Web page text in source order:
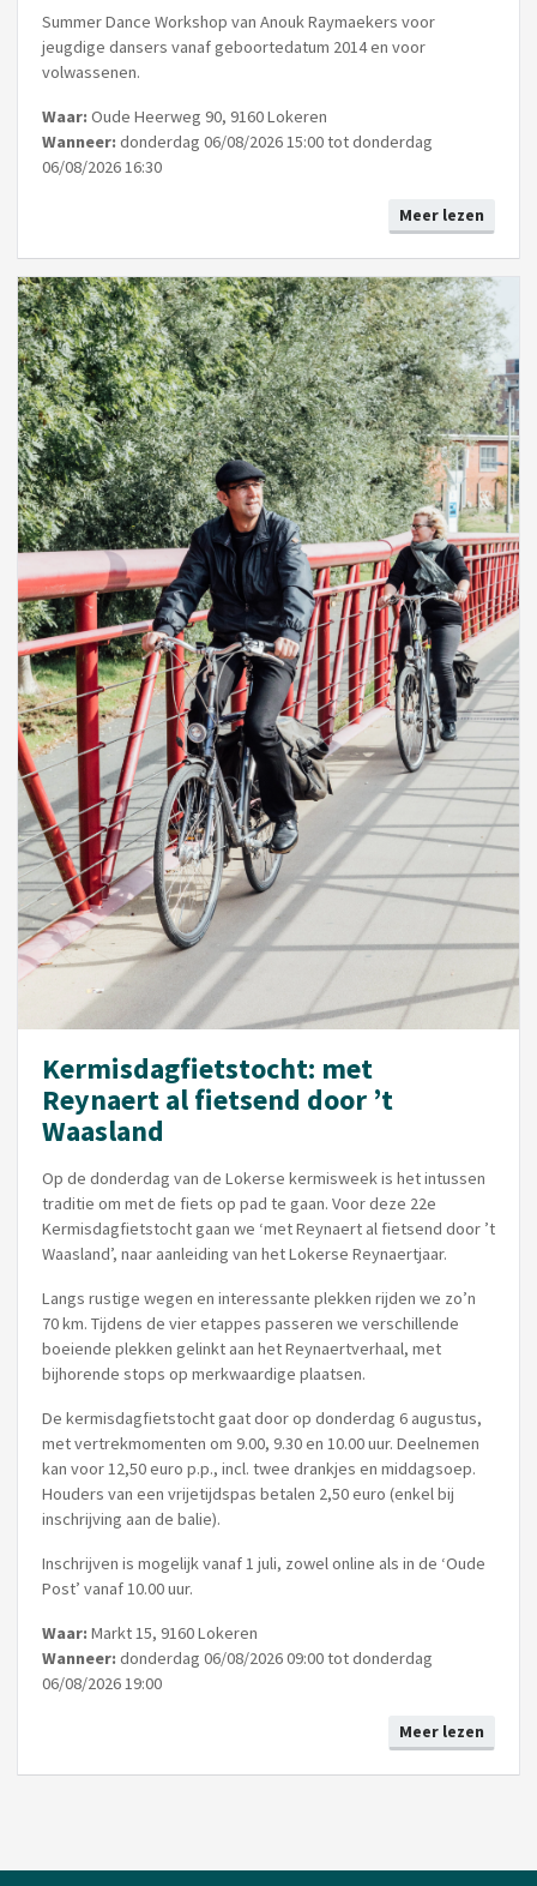
Summer Dance Workshop van Anouk Raymaekers voor
jeugdige dansers vanaf geboortedatum 2014 en voor
volwassenen.
Waar: Oude Heerweg 90, 9160 Lokeren
Wanneer: donderdag 06/08/2026 15:00 tot donderdag
06/08/2026 16:30
Meer lezen
Kermisdagfietstocht: met
Reynaert al fietsend door ’t
Waasland
Op de donderdag van de Lokerse kermisweek is het intussen
traditie om met de fiets op pad te gaan. Voor deze 22e
Kermisdagfietstocht gaan we ‘met Reynaert al fietsend door ’t
Waasland’, naar aanleiding van het Lokerse Reynaertjaar.
Langs rustige wegen en interessante plekken rijden we zo’n
70 km. Tijdens de vier etappes passeren we verschillende
boeiende plekken gelinkt aan het Reynaertverhaal, met
bijhorende stops op merkwaardige plaatsen.
De kermisdagfietstocht gaat door op donderdag 6 augustus,
met vertrekmomenten om 9.00, 9.30 en 10.00 uur. Deelnemen
kan voor 12,50 euro p.p., incl. twee drankjes en middagsoep.
Houders van een vrijetijdspas betalen 2,50 euro (enkel bij
inschrijving aan de balie).
Inschrijven is mogelijk vanaf 1 juli, zowel online als in de ‘Oude
Post’ vanaf 10.00 uur.
Waar: Markt 15, 9160 Lokeren
Wanneer: donderdag 06/08/2026 09:00 tot donderdag
06/08/2026 19:00
Meer lezen